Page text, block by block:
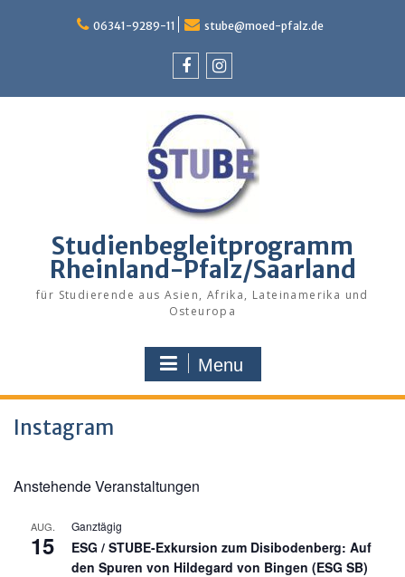
06341-9289-11 stube@moed-pfalz.de
Studienbegleitprogramm
Rheinland-Pfalz/Saarland
für Studierende aus Asien, Afrika, Lateinamerika und
Osteuropa
Menu
Instagram
Anstehende Veranstaltungen
AUG.
15
Ganztägig
ESG / STUBE-Exkursion zum Disibodenberg: Auf
den Spuren von Hildegard von Bingen (ESG SB)